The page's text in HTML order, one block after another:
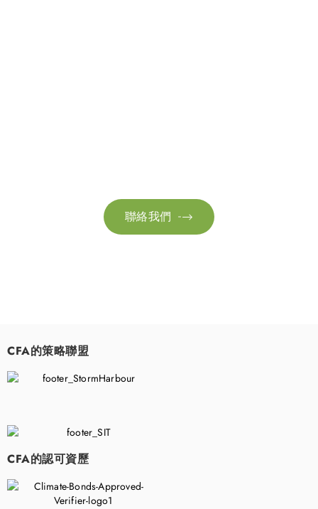

聯絡我們
CFA的策略聯盟
CFA的認可資歷